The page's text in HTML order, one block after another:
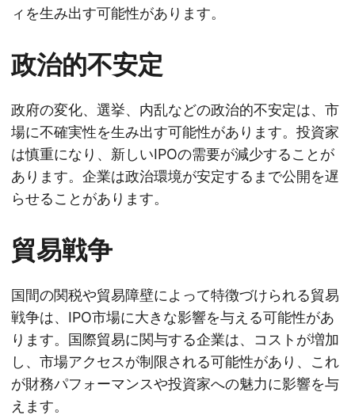
ィを生み出す可能性があります。
政治的不安定
政府の変化、選挙、内乱などの政治的不安定は、市
場に不確実性を生み出す可能性があります。投資家
は慎重になり、新しいIPOの需要が減少することが
あります。企業は政治環境が安定するまで公開を遅
らせることがあります。
貿易戦争
国間の関税や貿易障壁によって特徴づけられる貿易
戦争は、IPO市場に大きな影響を与える可能性があ
ります。国際貿易に関与する企業は、コストが増加
し、市場アクセスが制限される可能性があり、これ
が財務パフォーマンスや投資家への魅力に影響を与
えます。